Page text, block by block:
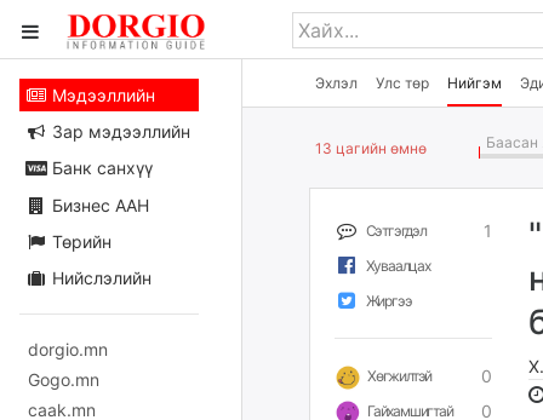
Эхлэл Улс төр Нийгэм
Мэдээллийн
Зар мэдээллийн
Банк санхүү
Бизнес ААН
Төрийн
Нийслэлийн
dorgio.mn
Gogo.mn
caak.mn
13 цагийн өмнө Баасан
Сэтгэгдэл 1
Хуваалцах
Жиргээ
Хөгжилтэй 0
Гайхамшигтай 0